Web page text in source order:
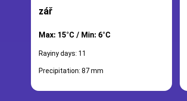
zář
Max: 15°C / Min: 6°C
Rayiny days: 11
Precipitation: 87 mm